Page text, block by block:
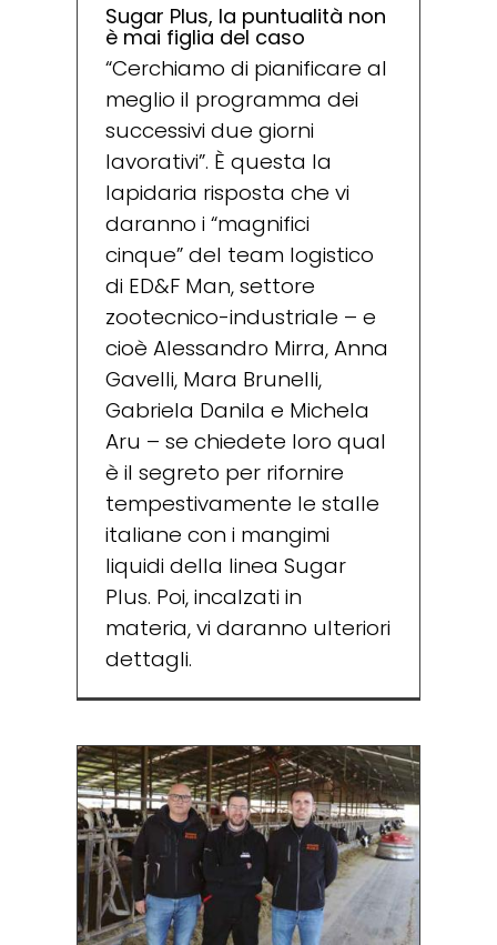
Sugar Plus, la puntualità non
è mai figlia del caso
“Cerchiamo di pianificare al
meglio il programma dei
successivi due giorni
lavorativi”. È questa la
lapidaria risposta che vi
daranno i “magnifici
cinque” del team logistico
di ED&F Man, settore
zootecnico-industriale – e
cioè Alessandro Mirra, Anna
Gavelli, Mara Brunelli,
Gabriela Danila e Michela
Aru – se chiedete loro qual
è il segreto per rifornire
tempestivamente le stalle
italiane con i mangimi
liquidi della linea Sugar
Plus. Poi, incalzati in
materia, vi daranno ulteriori
dettagli.